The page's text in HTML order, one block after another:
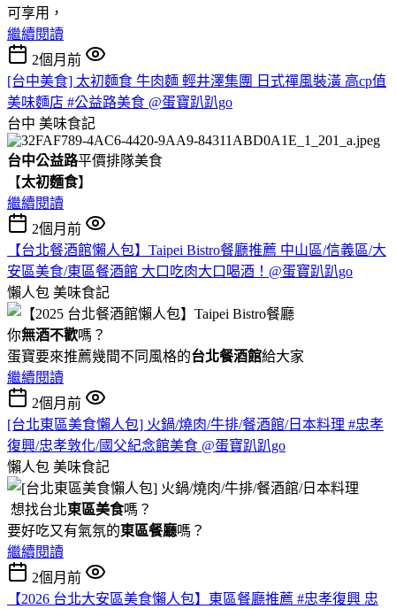
可享用，
繼續閱讀
2個月前
[台中美食] 太初麵食 牛肉麵 輕井澤集團 日式禪風裝潢 高cp值
美味麵店 #公益路美食 @蛋寶趴趴go
台中 美味食記
台中公益路平價排隊美食
【太初麵食】
繼續閱讀
2個月前
【台北餐酒館懶人包】Taipei Bistro餐廳推薦 中山區/信義區/大
安區美食/東區餐酒館 大口吃肉大口喝酒！@蛋寶趴趴go
懶人包 美味食記
你無酒不歡嗎？
蛋寶要來推薦幾間不同風格的台北餐酒館給大家
繼續閱讀
2個月前
[台北東區美食懶人包] 火鍋/燒肉/牛排/餐酒館/日本料理 #忠孝
復興/忠孝敦化/國父紀念館美食 @蛋寶趴趴go
懶人包 美味食記
想找台北東區美食嗎？
要好吃又有氣氛的東區餐廳嗎？
繼續閱讀
2個月前
【2026 台北大安區美食懶人包】東區餐廳推薦 #忠孝復興 忠